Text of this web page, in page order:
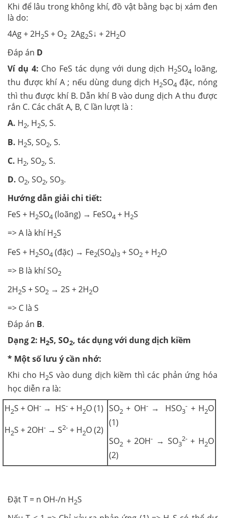
Khi để lâu trong không khí, đồ vật bằng bạc bị xám đen
là do:
4Ag + 2H2S + O2 2Ag2S↓ + 2H2O
Đáp án D
Ví dụ 4: Cho FeS tác dụng với dung dịch H2SO4 loãng,
thu được khí A ; nếu dùng dung dịch H2SO4 đặc, nóng
thì thu được khí B. Dẫn khí B vào dung dịch A thu được
rắn C. Các chất A, B, C lần lượt là :
A. H2, H2S, S.
B. H2S, SO2, S.
C. H2, SO2, S.
D. O2, SO2, SO3.
Hướng dẫn giải chi tiết:
FeS + H2SO4 (loãng) → FeSO4 + H2S
=> A là khí H2S
FeS + H2SO4 (đặc) → Fe2(SO4)3 + SO2 + H2O
=> B là khí SO2
2H2S + SO2 → 2S + 2H2O
=> C là S
Đáp án B.
Dạng 2: H2S, SO2, tác dụng với dung dịch kiềm
* Một số lưu ý cần nhớ:
Khi cho H2S vào dung dịch kiềm thì các phản ứng hóa
học diễn ra là:
H2S + OH- → HS- + H2O (1)
H2S + 2OH- → S2- + H2O (2)
SO2 + OH-→ HSO3
- + H2O
(1)
SO2 + 2OH- → SO3
2-+ H2O
(2)
Đặt T = n OH-/n H2S